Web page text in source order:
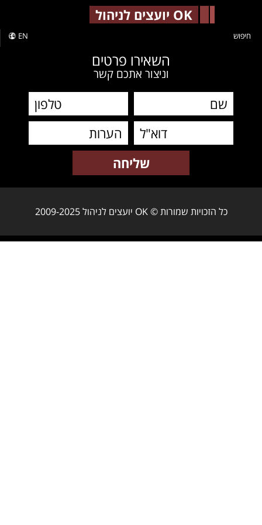
OK יועצים לניהול
EN חיפוש
השאירו פרטים
וניצור אתכם קשר
כל הזכויות שמורות © OK יועצים לניהול 2009-2025